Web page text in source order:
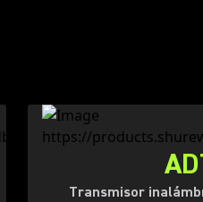
Transmisor